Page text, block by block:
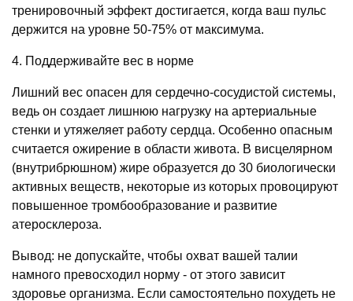
тренировочный эффект достигается, когда ваш пульс
держится на уровне 50-75% от максимума.
4. Поддерживайте вес в норме
Лишний вес опасен для сердечно-сосудистой системы,
ведь он создает лишнюю нагрузку на артериальные
стенки и утяжеляет работу сердца. Особенно опасным
считается ожирение в области живота. В висцелярном
(внутрибрюшном) жире образуется до 30 биологически
активных веществ, некоторые из которых провоцируют
повышенное тромбообразование и развитие
атеросклероза.
Вывод: не допускайте, чтобы охват вашей талии
намного превосходил норму - от этого зависит
здоровье организма. Если самостоятельно похудеть не